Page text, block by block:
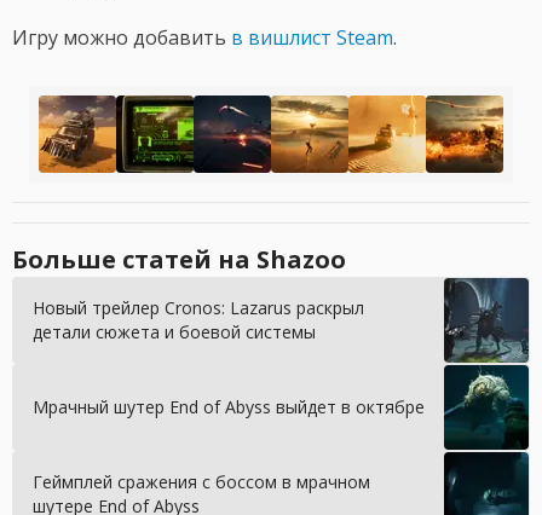
Игру можно добавить в вишлист Steam.
Больше статей на Shazoo
Новый трейлер Cronos: Lazarus раскрыл
детали сюжета и боевой системы
Мрачный шутер End of Abyss выйдет в октябре
Геймплей сражения с боссом в мрачном
шутере End of Abyss